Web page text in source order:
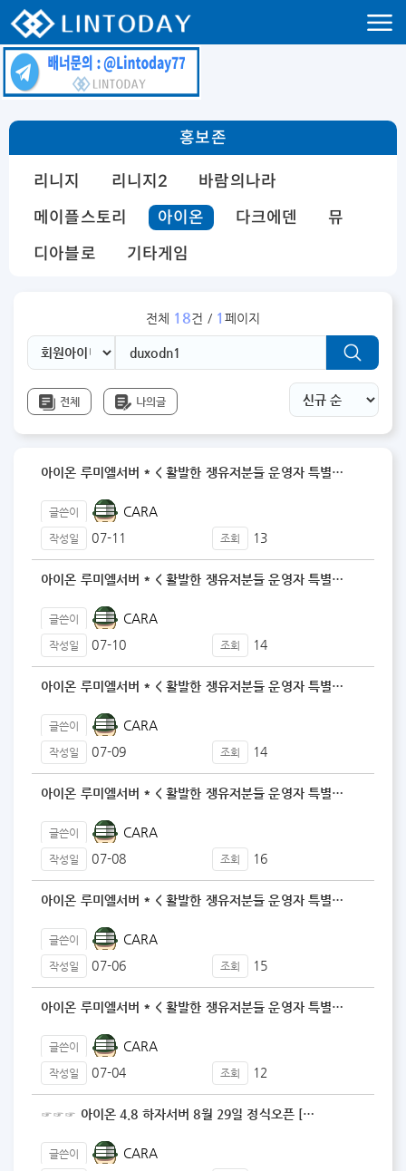
리니지 프리서버 홍보 및 프리서버 홍보 커뮤니티 사이트 린투데이 입니다.
홍보존
리니지 리니지2
바람의나라
메이플스토리
아이온 다크에덴
뮤
디아블로
기타게임
전체 18건 / 1 페이지
전체 나의글
아이온 루미엘서버 * < 활발한 쟁유저분들 운영자 특별…
글쓴이 CARA
작성일 07-11 조회 13
아이온 루미엘서버 * < 활발한 쟁유저분들 운영자 특별…
글쓴이 CARA
작성일 07-10 조회 14
아이온 루미엘서버 * < 활발한 쟁유저분들 운영자 특별…
글쓴이 CARA
작성일 07-09 조회 14
아이온 루미엘서버 * < 활발한 쟁유저분들 운영자 특별…
글쓴이 CARA
작성일 07-08 조회 16
아이온 루미엘서버 * < 활발한 쟁유저분들 운영자 특별…
글쓴이 CARA
작성일 07-06 조회 15
아이온 루미엘서버 * < 활발한 쟁유저분들 운영자 특별…
글쓴이 CARA
작성일 07-04 조회 12
☞☞☞ 아이온 4.8 하자서버 8월 29일 정식오픈 […
글쓴이 CARA